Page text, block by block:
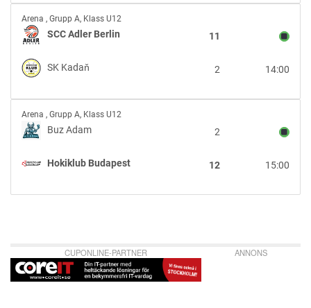
SCC
Adler
Berlin
vs
SK
Arena , Grupp A, Klass U12
SCC Adler Berlin 11
SK Kadaň 14:00
2
Buz
Adam
vs
Budapest
Arena , Grupp A, Klass U12
Buz Adam 2
Hokiklub Budapest 15:00
12
CUPONLINE-PARTNER ANNONS